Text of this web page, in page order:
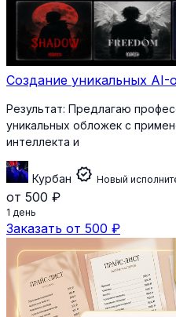
Создание уникальных AI-
Результат: Предлагаю
уникальных обложек с
интеллекта и
Курбан verified Новый
от 500 ₽
1 день
Заказать от 500 ₽